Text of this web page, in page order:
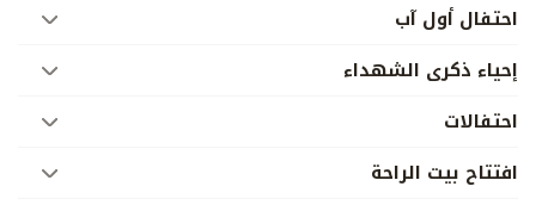
احتفال أول آب
إحياء ذكرى الشهداء
احتفالات
افتتاح بيت الراحة